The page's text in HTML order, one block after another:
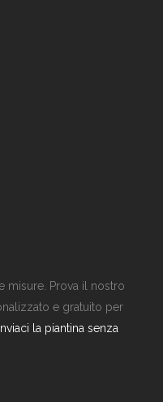
misure. Prova il nostro
e gratuito per
Inviaci la piantina senza